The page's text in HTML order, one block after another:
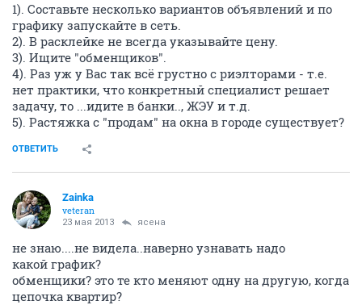
1). Составьте несколько вариантов объявлений и по
графику запускайте в сеть.
2). В расклейке не всегда указывайте цену.
3). Ищите "обменщиков".
4). Раз уж у Вас так всё грустно с риэлторами - т.е.
нет практики, что конкретный специалист решает
задачу, то ...идите в банки.., ЖЭУ и т.д.
5). Растяжка с "продам" на окна в городе существует?
ОТВЕТИТЬ
Zainka
veteran
23 мая 2013 ясена
не знаю....не видела..наверно узнавать надо
какой график?
обменщики? это те кто меняют одну на другую, когда
цепочка квартир?